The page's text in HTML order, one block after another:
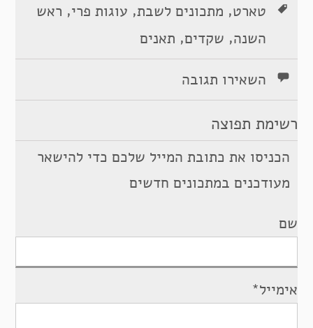
טארט, מתכונים לשבת, עוגות פרי, ראש
השנה, שקדים, תאנים
השאירו תגובה
רשימת תפוצה
הכניסו את כתובת המייל שלכם כדי להישאר
מעודכנים במתכונים חדשים
שם
אימייל*